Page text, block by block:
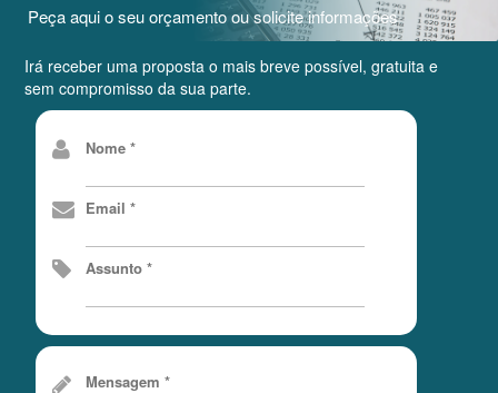
Peça aqui o seu orçamento ou solicite informações
Irá receber uma proposta o mais breve possível, gratuita e
sem compromisso da sua parte.
Nome *
Email *
Assunto *
Mensagem *